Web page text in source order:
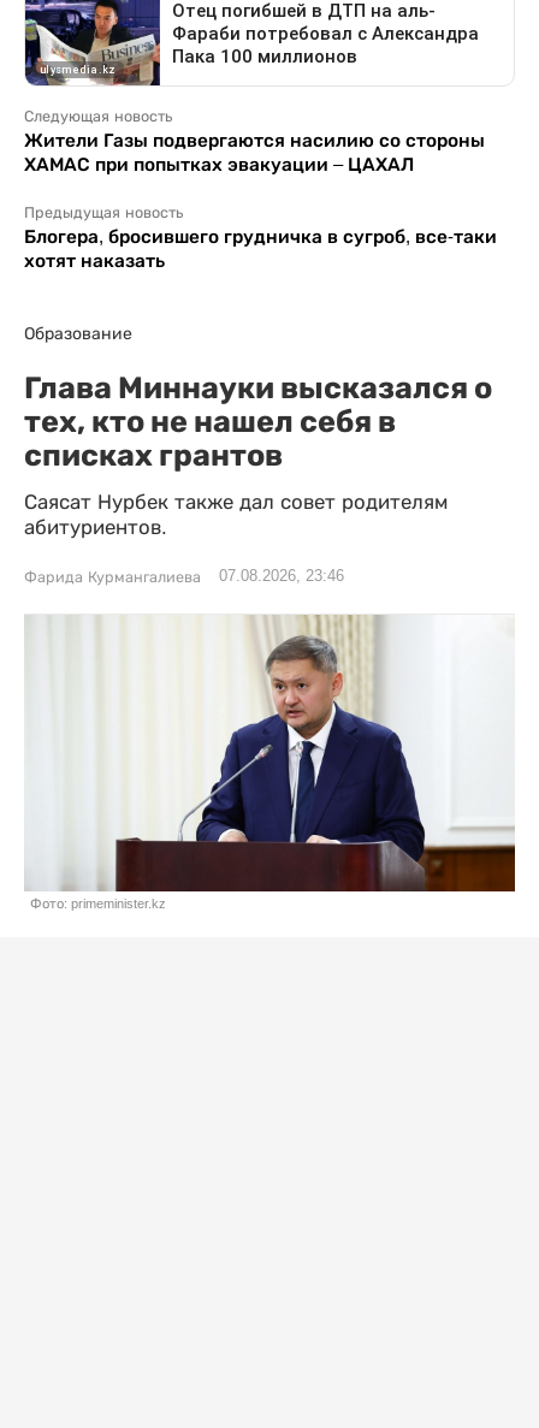
Следующая новость
Жители Газы подвергаются насилию со стороны
ХАМАС при попытках эвакуации – ЦАХАЛ
Предыдущая новость
Блогера, бросившего грудничка в сугроб, все-таки
хотят наказать
Образование
Глава Миннауки высказался о
тех, кто не нашел себя в
списках грантов
Саясат Нурбек также дал совет родителям
абитуриентов.
Фарида Курмангалиева 07.08.2026, 23:46
Фото: primeminister.kz